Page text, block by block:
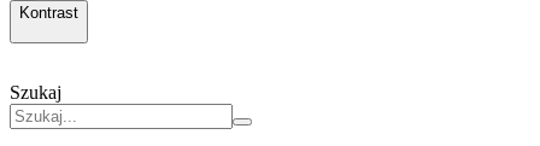
Kontrast
Szukaj